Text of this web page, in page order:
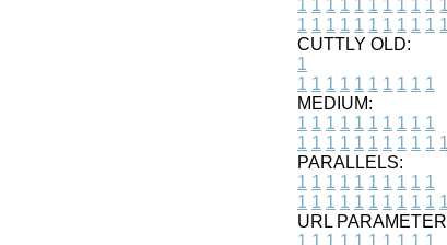
1 1 1 1 1 1 1 1 1 1 1
1 1 1 1 1 1 1 1 1 1 1
CUTTLY OLD:
1
1 1 1 1 1 1 1 1 1 1
MEDIUM:
1 1 1 1 1 1 1 1 1 1
1 1 1 1 1 1 1 1 1 1 1
PARALLELS:
1 1 1 1 1 1 1 1 1 1
1 1 1 1 1 1 1 1 1 1 1
URL
1 1 1 1 1 1 1 1 1 1